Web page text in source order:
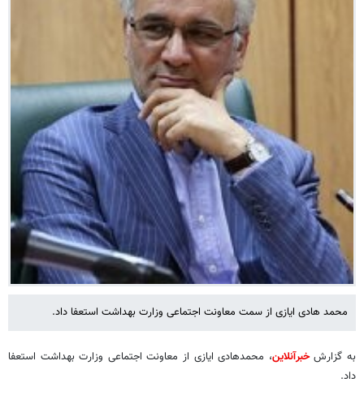
محمد هادی ایازی از سمت معاونت اجتماعی وزارت بهداشت استعفا داد.
به گزارشخبرآنلاین، محمدهادی ایازی از معاونت اجتماعی وزارت بهداشت استعفا
داد.